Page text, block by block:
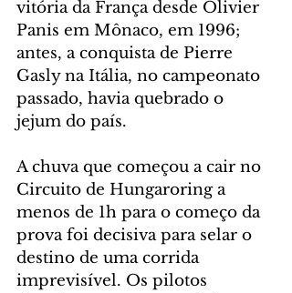
vitória da França desde Olivier
Panis em Mônaco, em 1996;
antes, a conquista de Pierre
Gasly na Itália, no campeonato
passado, havia quebrado o
jejum do país.
A chuva que começou a cair no
Circuito de Hungaroring a
menos de 1h para o começo da
prova foi decisiva para selar o
destino de uma corrida
imprevisível. Os pilotos